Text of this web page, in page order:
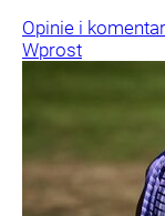
Opinie i
Wprost